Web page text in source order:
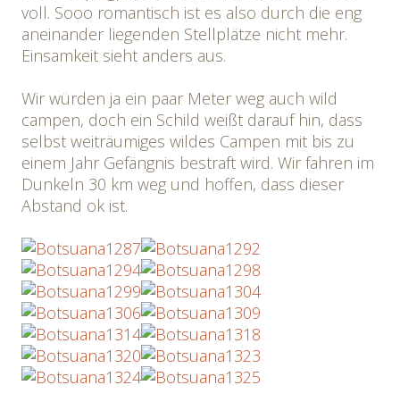
voll. Sooo romantisch ist es also durch die eng
aneinander liegenden Stellplätze nicht mehr.
Einsamkeit sieht anders aus.
Wir würden ja ein paar Meter weg auch wild
campen, doch ein Schild weißt darauf hin, dass
selbst weiträumiges wildes Campen mit bis zu
einem Jahr Gefängnis bestraft wird. Wir fahren im
Dunkeln 30 km weg und hoffen, dass dieser
Abstand ok ist.